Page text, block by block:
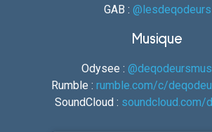
GAB : @lesdeqodeurs
Musique
Odysee :
Rumble : rumble.com/c/
SoundCloud : soundcloud.com/